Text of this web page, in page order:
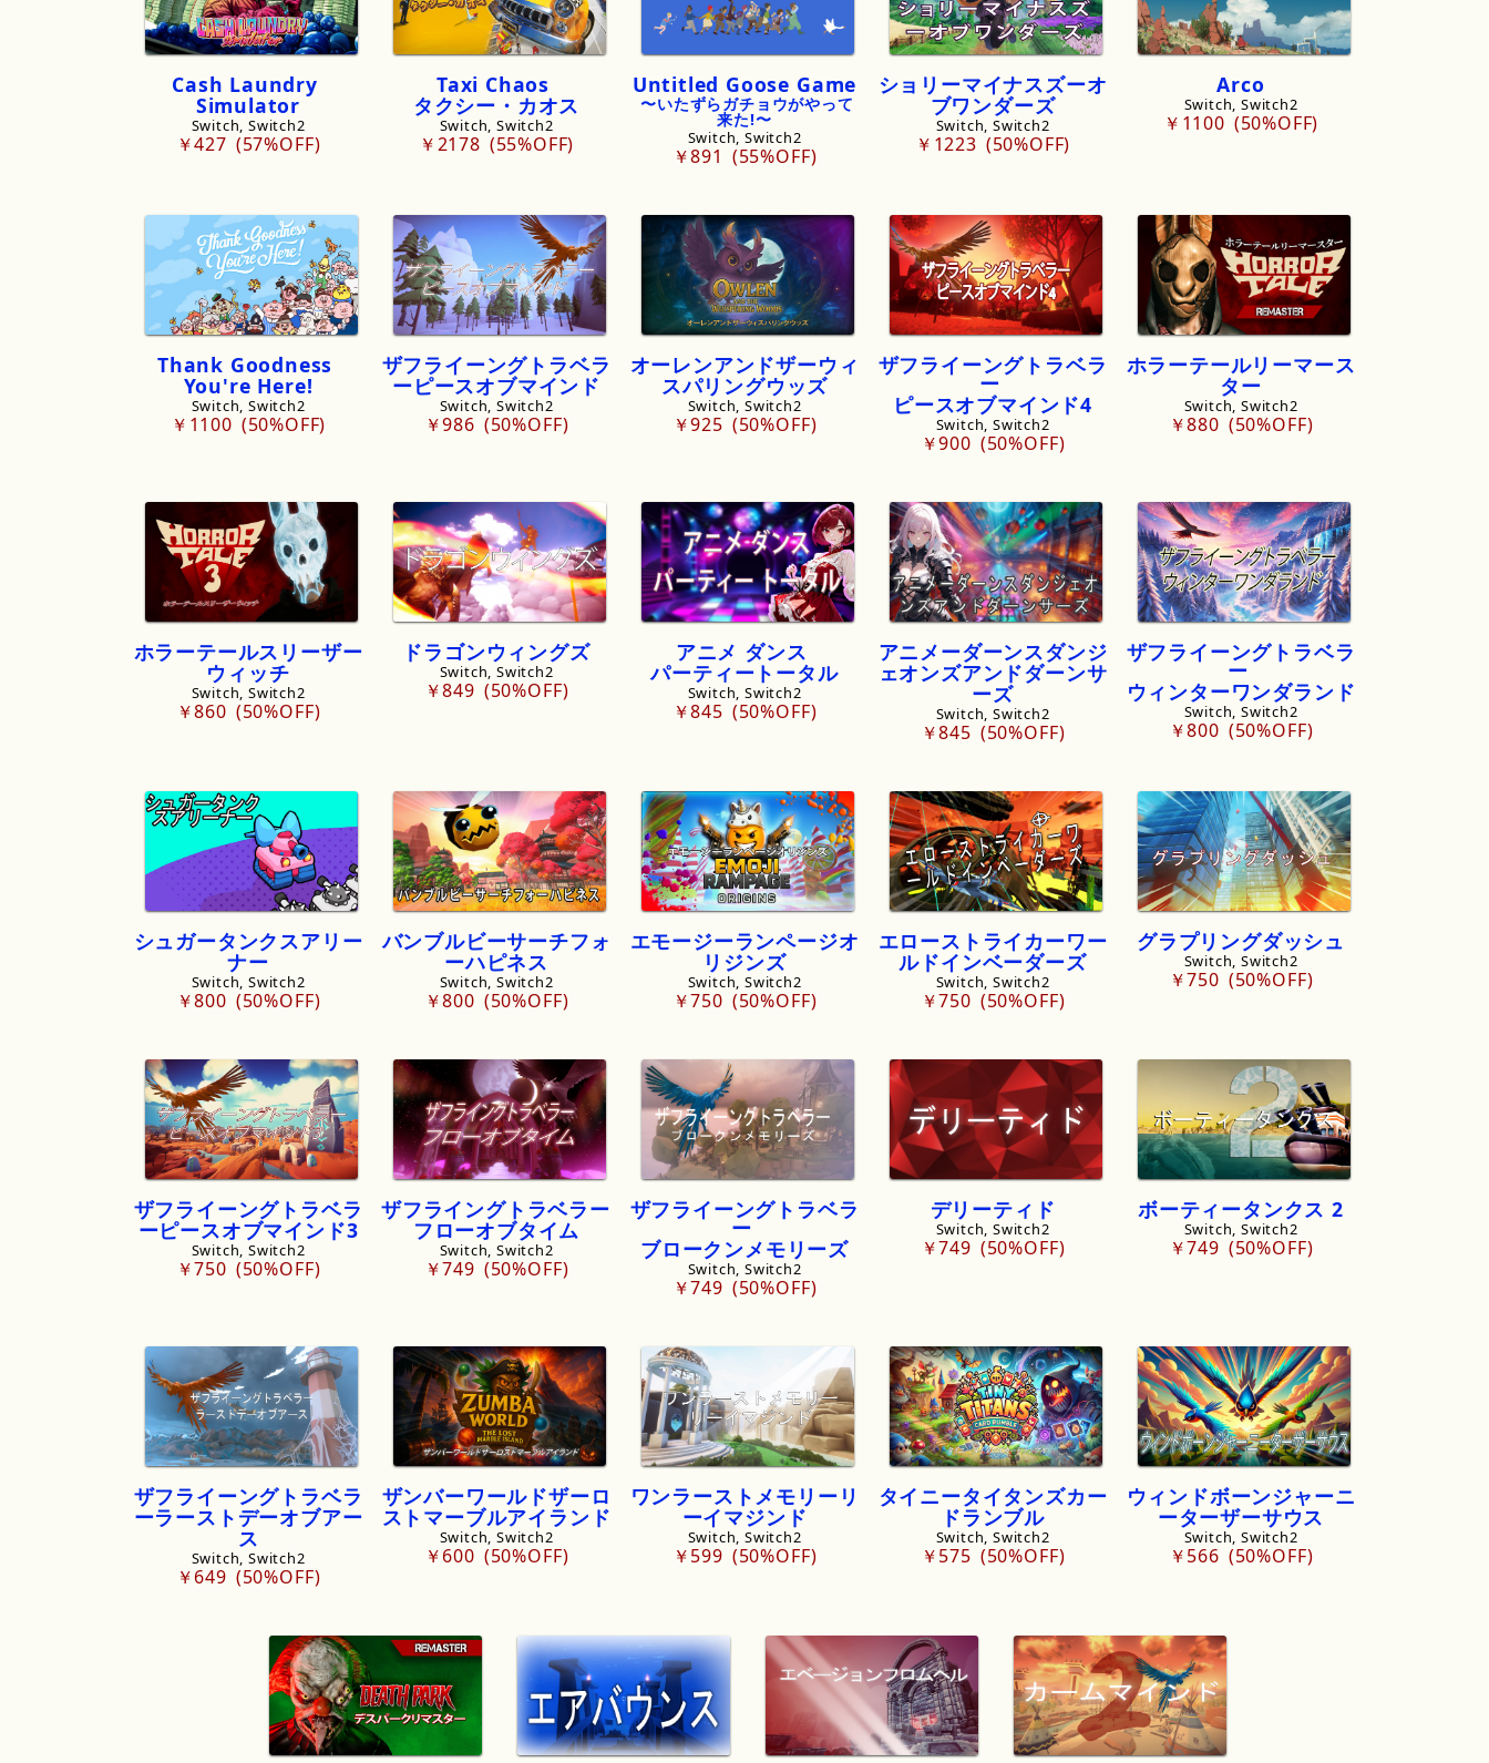
Cash Laundry
Simulator
Switch, Switch2
￥427 57%OFF
Taxi Chaos
タクシー・ カオス
Switch, Switch2
￥2178 55%OFF
Untitled Goose Game
〜いたずらガチョウがやって
来た!​〜
Switch, Switch2
￥891 55%OFF
ショリーマイナスズーオ
ブワンダーズ
Switch, Switch2
￥1223 50%OFF
Arco
Switch, Switch2
￥1100 50%OFF
Thank Goodness
You're Here!
Switch, Switch2
￥1100 50%OFF
ザフライーングトラベラ
ーピースオブマインド
Switch, Switch2
￥986 50%OFF
オーレンアンドザーウィ
スパリングウッズ
Switch, Switch2
￥925 50%OFF
ザフライーングトラベラ
ー
ピースオブマインド4
Switch, Switch2
￥900 50%OFF
ホラーテールリーマース
ター
Switch, Switch2
￥880 50%OFF
ホラーテールスリーザー
ウィッチ
Switch, Switch2
￥860 50%OFF
ドラゴンウィングズ
Switch, Switch2
￥849 50%OFF
アニメ ダンス
パーティートータル
Switch, Switch2
￥845 50%OFF
アニメーダーンスダンジ
ェオンズアンドダーンサ
ーズ
Switch, Switch2
￥845 50%OFF
ザフライーングトラベラ
ー
ウィンターワンダランド
Switch, Switch2
￥800 50%OFF
シュガータンクスアリー
ナー
Switch, Switch2
￥800 50%OFF
バンブルビーサーチフォ
ーハピネス
Switch, Switch2
￥800 50%OFF
エモージーランページオ
リジンズ
Switch, Switch2
￥750 50%OFF
エローストライカーワー
ルドインベーダーズ
Switch, Switch2
￥750 50%OFF
グラプリングダッシュ
Switch, Switch2
￥750 50%OFF
ザフライーングトラベラ
ーピースオブマインド3
Switch, Switch2
￥750 50%OFF
ザフライングトラベラー
フローオブタイム
Switch, Switch2
￥749 50%OFF
ザフライーングトラベラ
ー
ブロークンメモリーズ
Switch, Switch2
￥749 50%OFF
デリーティド
Switch, Switch2
￥749 50%OFF
ボーティータンクス 2
Switch, Switch2
￥749 50%OFF
ザフライーングトラベラ
ーラーストデーオブアー
ス
Switch, Switch2
￥649 50%OFF
ザンバーワールドザーロ
ストマーブルアイランド
Switch, Switch2
￥600 50%OFF
ワンラーストメモリーリ
ーイマジンド
Switch, Switch2
￥599 50%OFF
タイニータイタンズカー
ドランブル
Switch, Switch2
￥575 50%OFF
ウィンドボーンジャーニ
ーターザーサウス
Switch, Switch2
￥566 50%OFF